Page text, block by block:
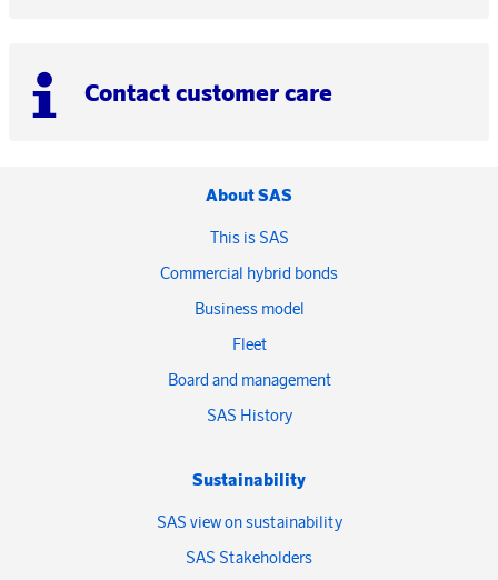
Contact customer care
About SAS
This is SAS
Commercial hybrid bonds
Business model
Fleet
Board and management
SAS History
Sustainability
SAS view on sustainability
SAS Stakeholders